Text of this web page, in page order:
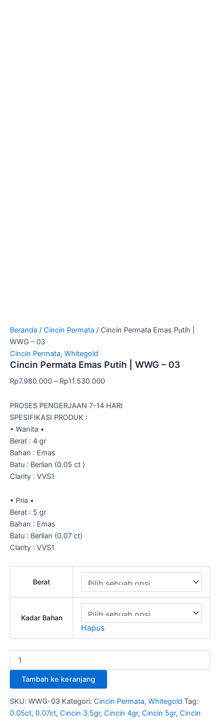
Beranda / Cincin Permata / Cincin Permata Emas Putih |
WWG – 03
Cincin Permata, Whitegold
Cincin Permata Emas Putih | WWG – 03
Rp7.980.000 – Rp11.530.000
PROSES PENGERJAAN 7-14 HARI
SPESIFIKASI PRODUK :
• Wanita •
Berat : 4 gr
Bahan : Emas
Batu : Berlian (0.05 ct )
Clarity : VVS1
• Pria •
Berat : 5 gr
Bahan : Emas
Batu : Berlian (0,07 ct)
Clarity : VVS1
Berat
Kadar Bahan
Hapus
Tambah ke keranjang
SKU: WWG-03 Kategori: Cincin Permata, Whitegold Tag:
0.05ct, 0.07ct, Cincin 3.5gr, Cincin 4gr, Cincin 5gr, Cincin